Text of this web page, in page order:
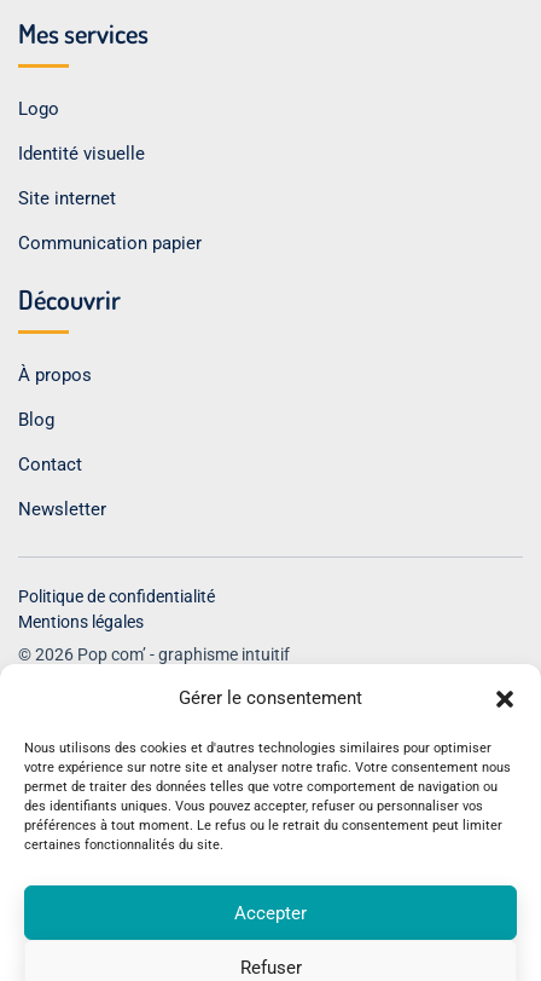
Gérer le consentement
Nous utilisons des cookies et d'autres technologies similaires pour optimiser
votre expérience sur notre site et analyser notre trafic. Votre consentement nous
permet de traiter des données telles que votre comportement de navigation ou
des identifiants uniques. Vous pouvez accepter, refuser ou personnaliser vos
préférences à tout moment. Le refus ou le retrait du consentement peut limiter
certaines fonctionnalités du site.
Accepter
Refuser
Mes services
Logo
Identité visuelle
Site internet
Communication papier
Découvrir
À propos
Blog
Contact
Newsletter
Politique de confidentialité
Mentions légales
© 2026 Pop com’ - graphisme intuitif
Recevez des inspirations pour une
communication plus humaine
Conseils en graphisme, identité visuelle, site internet et
communication sensible pour faire rayonner votre